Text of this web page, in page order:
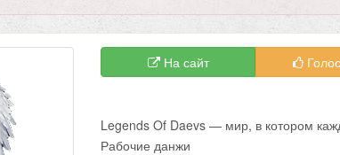
На сайт
Legends Of Daevs — мир, в котором
Рабочие данжи